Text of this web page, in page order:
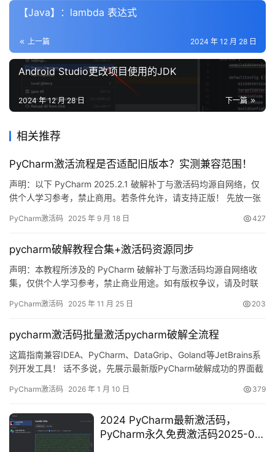
【Java】：lambda 表达式
上一篇 2024 年 12 月 28 日
Android Studio更改项目使用的JDK
下一篇
2024 年 12 月 28 日
相关推荐
PyCharm激活流程是否适配旧版本？实测兼容范围！
声明：以下 PyCharm 2025.2.1 破解补丁与激活码均源自网络，仅
供个人学习参考，禁止商用。若条件允许，请支持正版！ 先放一张
家桶低至 32 元/年，直接登录即用：
别的补丁却翻车，建议先…
PyCharm激活码 2025 年 9 月 18 日 427
pycharm破解教程合集+激活码资源同步
声明：本教程所涉及的 PyCharm 破解补丁与激活码均源自网络收
集，仅供个人学习参考，禁止商业用途。如有版权争议，请及时联
少说，先放一张 PyCharm 2025.2.1 成功激活到 2099 年的截图镇
PyCharm 的破解流程。 嫌折…
PyCharm激活码 2025 年 11 月 25 日 203
pycharm激活码批量激活pycharm破解全流程
这篇指南兼容IDEA、PyCharm、DataGrip、Goland等JetBrains系
列开发工具！ 话不多说，先展示最新版PyCharm破解成功的界面截
接下来，我将通过图文结合的方式，详细演示如何将PyCharm激活
使用的是Wi…
PyCharm激活码 2026 年 1 月 10 日 379
2024 PyCharm最新激活码，
PyCharm永久免费激活码2025-02-